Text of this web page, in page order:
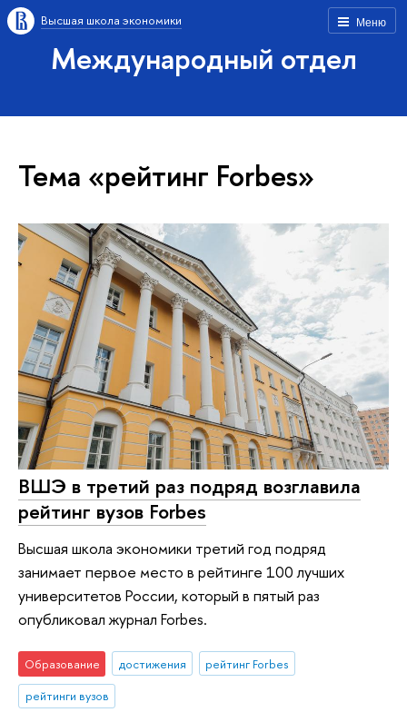
Меню
Высшая школа экономики
Международный отдел
Тема «рейтинг Forbes»
ВШЭ в третий раз подряд возглавила
рейтинг вузов Forbes
Высшая школа экономики третий год подряд
занимает первое место в рейтинге 100 лучших
университетов России, который в пятый раз
опубликовал журнал Forbes.
Образование достижения
рейтинг Forbes
рейтинги вузов